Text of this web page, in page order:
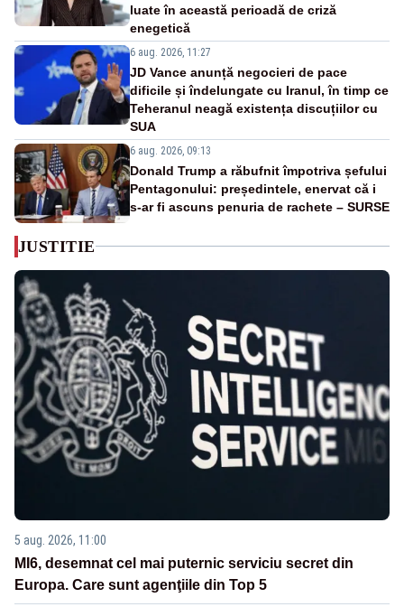
luate în această perioadă de criză
enegetică
6 aug. 2026, 11:27
JD Vance anunță negocieri de pace
dificile și îndelungate cu Iranul, în timp ce
Teheranul neagă existența discuțiilor cu
SUA
6 aug. 2026, 09:13
Donald Trump a răbufnit împotriva șefului
Pentagonului: președintele, enervat că i
s-ar fi ascuns penuria de rachete – SURSE
JUSTITIE
5 aug. 2026, 11:00
MI6, desemnat cel mai puternic serviciu secret din
Europa. Care sunt agenţiile din Top 5